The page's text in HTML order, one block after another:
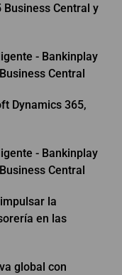
Central y
- Bankinplay
Central
Dynamics 365,
- Bankinplay
Central
la
en las
global con